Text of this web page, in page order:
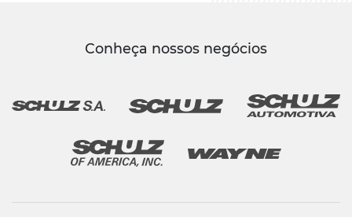
Conheça nossos negócios